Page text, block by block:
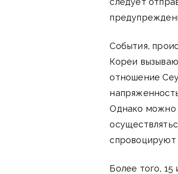
События,
Кореи
отношение
Однако можно
Более того,